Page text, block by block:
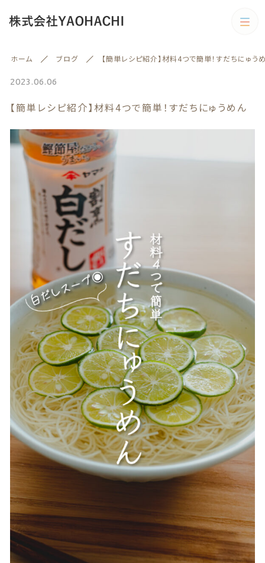
ホーム ブログ 【簡単レシピ紹介】材料4つで簡単！すだちにゅう
2023.06.06
【簡単レシピ紹介】材料4つで簡単！すだちにゅうめん
カテゴリー
野菜
訳あり商品
情報セキュリティ基本方針
ランキング
セール商品
新着商品
商品一覧
野菜
予約商品
旬の商品
訳あり商品
贈答用商品
絞り込み検索
親カテゴリー
子カテゴリー
価格帯
～
その他
在庫あり セール
並び順